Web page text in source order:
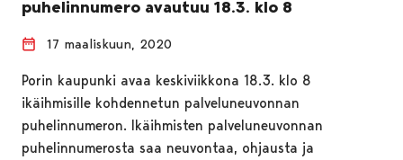
puhelinnumero avautuu 18.3. klo 8
17 maaliskuun, 2020
Porin kaupunki avaa keskiviikkona 18.3. klo 8
ikäihmisille kohdennetun palveluneuvonnan
puhelinnumeron. Ikäihmisten palveluneuvonnan
puhelinnumerosta saa neuvontaa, ohjausta ja